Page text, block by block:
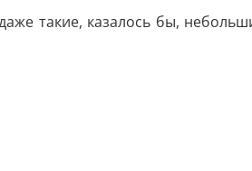
такие, казалось бы,